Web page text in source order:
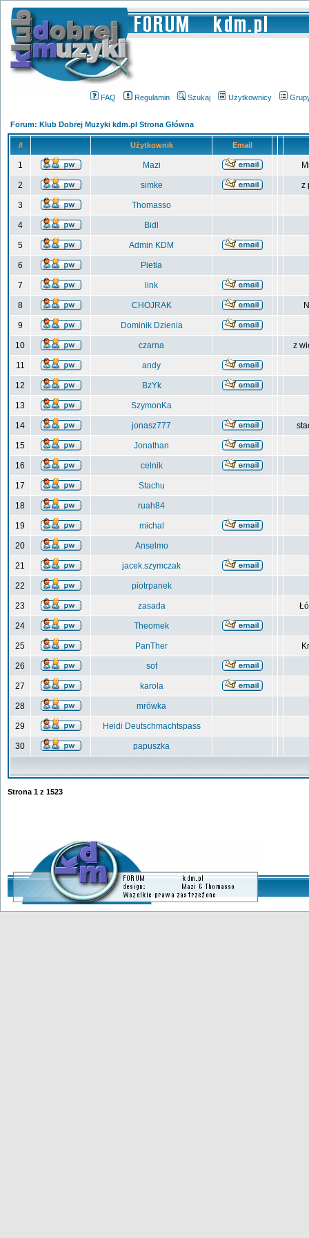
FAQ Regulamin Szukaj Użytkownicy
Forum: Klub Dobrej Muzyki kdm.pl Strona Główna
# Użytkownik Email
1 Mazi
2 simke z
3 Thomasso
4 Bidl
5 Admin KDM
6 Pietia
7 link
8 CHOJRAK
9 Dominik Dzienia
10 czarna z
11 andy
12 BzYk
13 SzymonKa
14 jonasz777
15 Jonathan
16 celnik
17 Stachu
18 ruah84
19 michal
20 Anselmo
21 jacek.szymczak
22 piotrpanek
23 zasada
24 Theomek
25 PanTher
26 sof
27 karola
28 mrówka
29 Heidi Deutschmachtspass
30 papuszka
Strona 1 z 1523